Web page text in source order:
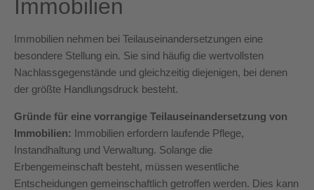
Immobilien
Immobilien nehmen bei Teilauseinandersetzungen eine
besondere Stellung ein. Sie sind häufig die wertvollsten
Nachlassgegenstände und gleichzeitig diejenigen, bei denen
der größte Handlungsdruck besteht.
Gründe für eine vorrangige Teilauseinandersetzung von
Immobilien: Immobilien erfordern laufende Pflege,
Instandhaltung und Verwaltung. Solange die
Erbengemeinschaft besteht, müssen wesentliche
Entscheidungen gemeinschaftlich getroffen werden. Dies kann